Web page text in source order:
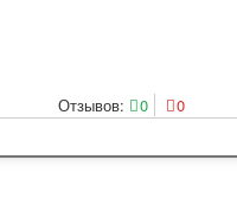
Отзывов: 0 0